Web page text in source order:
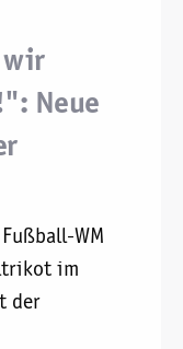
wir
Neue
WM
im
der